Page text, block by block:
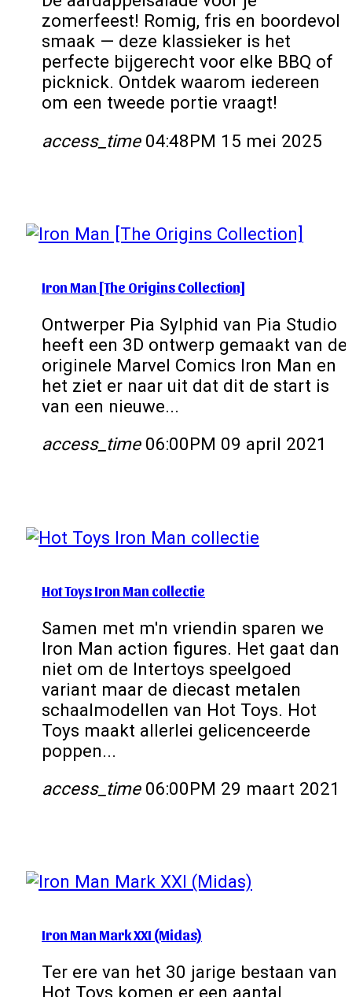
zomerfeest! Romig, fris en boordevol
smaak — deze klassieker is het
perfecte bijgerecht voor elke BBQ of
picknick. Ontdek waarom iedereen
om een tweede portie vraagt!
access_time04:48PM 15 mei 2025
Iron Man [The Origins Collection]
Ontwerper Pia Sylphid van Pia Studio
heeft een 3D ontwerp gemaakt van de
originele Marvel Comics Iron Man en
het ziet er naar uit dat dit de start is
van een nieuwe...
access_time06:00PM 09 april 2021
Hot Toys Iron Man collectie
Samen met m'n vriendin sparen we
Iron Man action figures. Het gaat dan
niet om de Intertoys speelgoed
variant maar de diecast metalen
schaalmodellen van Hot Toys. Hot
Toys maakt allerlei gelicenceerde
poppen...
access_time06:00PM 29 maart 2021
Iron Man Mark XXI (Midas)
Ter ere van het 30 jarige bestaan van
Hot Toys komen er een aantal